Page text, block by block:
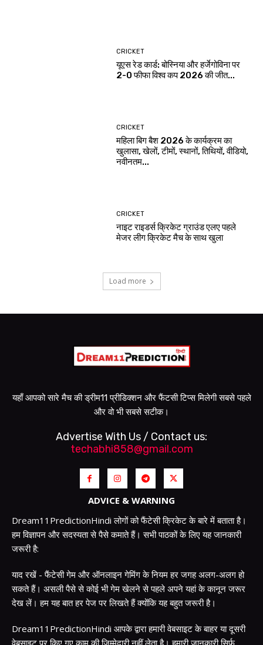
CRICKET
यूएस रेड कार्ड: बोस्निया और हर्जेगोविना पर
2-0 फीफा विश्व कप 2026 की जीत...
CRICKET
महिला बिग बैश 2026 के कार्यक्रम का
खुलासा, खेलों, टीमों, स्थानों, तिथियों, वीडियो,
नवीनतम...
CRICKET
नाइट राइडर्स क्रिकेट ग्राउंड एलए पहले
मेजर लीग क्रिकेट मैच के साथ खुला
Load more
यहाँ आपको सारे मैच की ड्रीम11 प्रीडिक्शन और फैंटसी टिप्स मिलेगी सबसे पहले
और वो भी सबसे सटीक।
Advertise With Us / Contact us:
techabhi858@gmail.com
ADVICE & WARNING
Dream11PredictionHindi लोगों को फैंटेसी क्रिकेट के बारे में बताता है।
हम विज्ञापन और सदस्यता से पैसे कमाते हैं। सभी पाठकों के लिए यह जानकारी
जरूरी है:
याद रखें - फैंटेसी गेम और ऑनलाइन गेमिंग के नियम हर जगह अलग-अलग हो
सकते हैं। असली पैसे से कोई भी गेम खेलने से पहले अपने यहां के कानून जरूर
देख लें। हम यह बात हर पेज पर लिखते हैं क्योंकि यह बहुत जरूरी है।
Dream11PredictionHindi आपके द्वारा हमारी वेबसाइट के बाहर या दूसरी
वेबसाइट पर किए गए काम की जिम्मेदारी नहीं लेता है। हमारी जानकारी सिर्फ